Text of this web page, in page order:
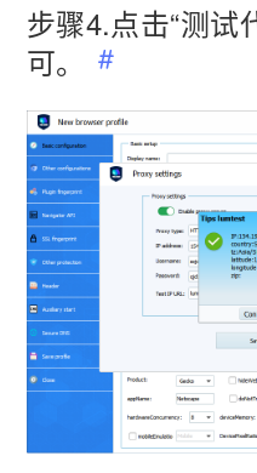
步骤4.点击“测试
可。
vmlogin.cc